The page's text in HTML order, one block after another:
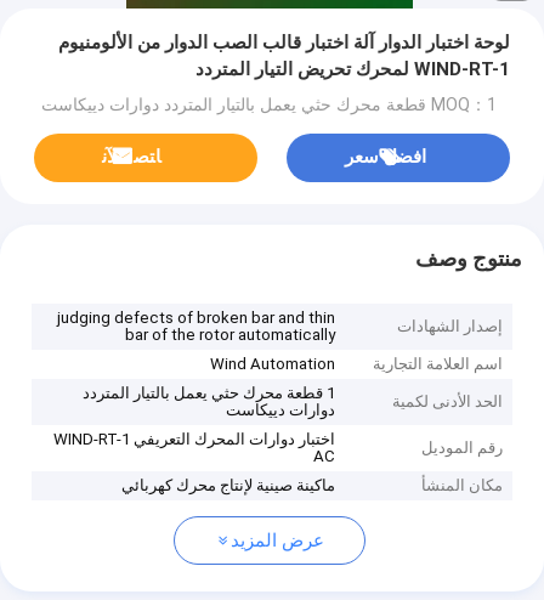
لوحة اختبار الدوار آلة اختبار قالب الصب الدوار من الألومنيوم
WIND-RT-1 لمحرك تحريض التيار المتردد
MOQ：1 قطعة محرك حثي يعمل بالتيار المتردد دوارات دييكاست
افضل سعر ﺎﺘﺼﻟ ﺍﻶﻧ
منتوج وصف
إصدار الشهادات
judging defects of broken bar and thin
bar of the rotor automatically
اسم العلامة التجارية
Wind Automation
الحد الأدنى لكمية
1 قطعة محرك حثي يعمل بالتيار المتردد
دوارات دييكاست
رقم الموديل
اختبار دوارات المحرك التعريفي WIND-RT-1
AC
مكان المنشأ
ماكينة صينية لإنتاج محرك كهربائي
عرض المزيد